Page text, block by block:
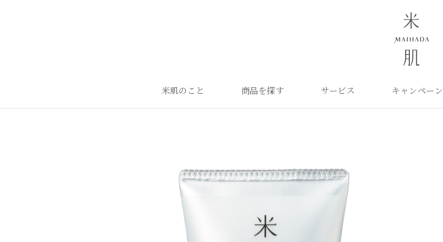
米肌のこと 商品を探す
ランキング
ベストセラー
お手入れご使用ステップ
すべての商品
美容液
ベースメイク
サービス キャンペーン